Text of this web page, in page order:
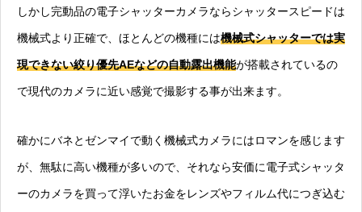
しかし完動品の電子シャッターカメラならシャッタースピードは
機械式より正確で、ほとんどの機種には機械式シャッターでは実
現できない絞り優先AEなどの自動露出機能が搭載されているの
で現代のカメラに近い感覚で撮影する事が出来ます。
確かにバネとゼンマイで動く機械式カメラにはロマンを感じます
が、無駄に高い機種が多いので、それなら安価に電子式シャッタ
ーのカメラを買って浮いたお金をレンズやフィルム代につぎ込む